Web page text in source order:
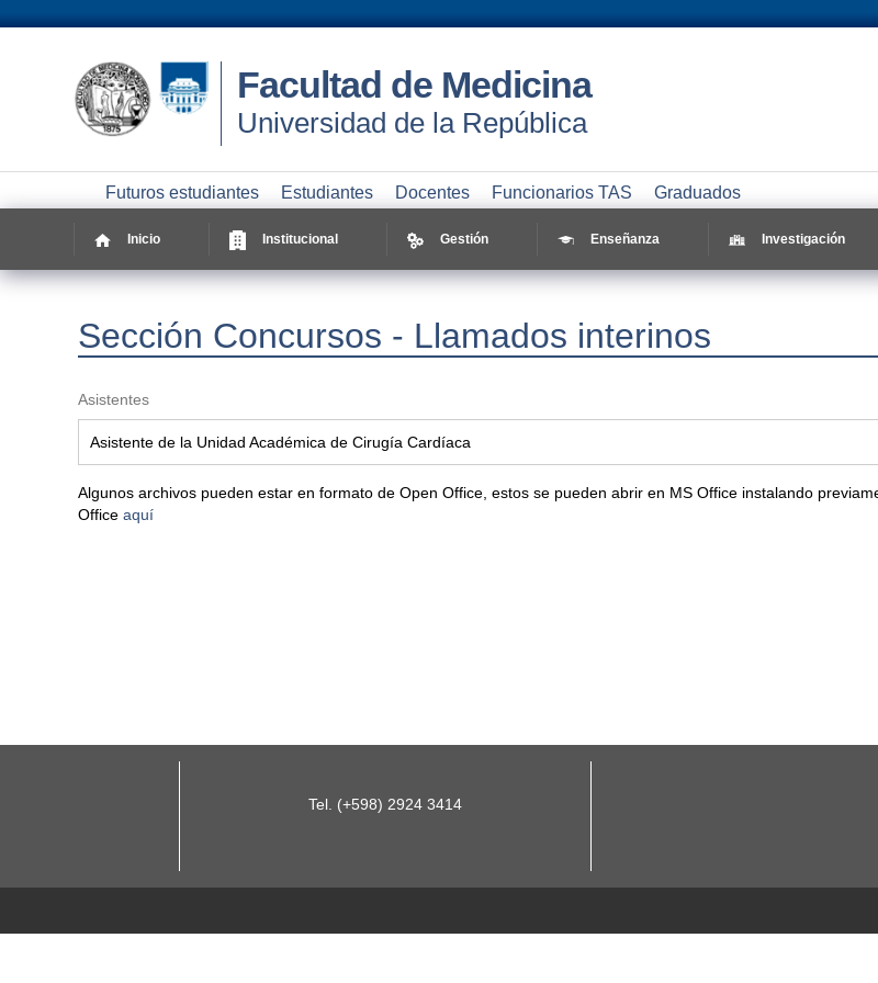
Facultad de Medicina
Universidad de la República
Futuros estudiantes Estudiantes Docentes Funcionarios TAS Graduados
Inicio Institucional Gestión Enseñanza Investigación
Sección Concursos - Llamados interinos
Asistentes
Asistente de la Unidad Académica de Cirugía Cardíaca
Algunos archivos pueden estar en formato de Open Office, estos se pueden abrir en MS Office instalando
Officeaquí
Tel. (+598) 2924 3414